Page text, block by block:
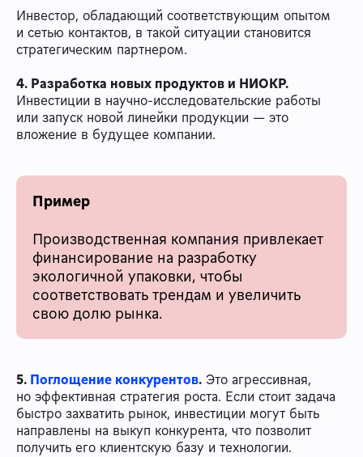
Инвестор, обладающий соответствующим опытом
и сетью контактов, в такой ситуации становится
стратегическим партнером.
4. Разработка новых продуктов и НИОКР.
Инвестиции в научно-исследовательские работы
или запуск новой линейки продукции — это
вложение в будущее компании.
Пример
Производственная компания привлекает
финансирование на разработку
экологичной упаковки, чтобы
соответствовать трендам и увеличить
свою долю рынка.
5. Поглощение конкурентов. Это агрессивная,
но эффективная стратегия роста. Если стоит задача
быстро захватить рынок, инвестиции могут быть
направлены на выкуп конкурента, что позволит
получить его клиентскую базу и технологии.